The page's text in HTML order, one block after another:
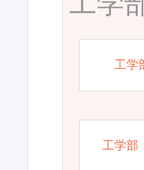
工学
工学